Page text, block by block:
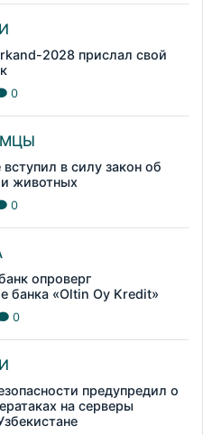
2028 прислал свой
0
вступил в силу закон об
животных
0
опроверг
банка «Oltin Oy Kredit»
0
предупредил о
на серверы